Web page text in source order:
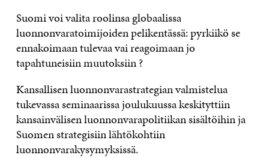
Suomi voi valita roolinsa globaalissa
luonnonvaratoimijoiden pelikentässä: pyrkiikö se
ennakoimaan tulevaa vai reagoimaan jo
tapahtuneisiin muutoksiin ?
Kansallisen luonnonvarastrategian valmistelua
tukevassa seminaarissa joulukuussa keskityttiin
kansainvälisen luonnonvarapolitiikan sisältöihin ja
Suomen strategisiin lähtökohtiin
luonnonvarakysymyksissä.